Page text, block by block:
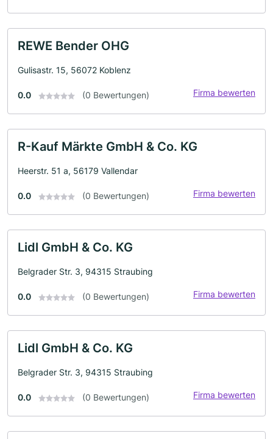
REWE Bender OHG
Gulisastr. 15, 56072 Koblenz
0.0 (0 Bewertungen) Firma bewerten
R-Kauf Märkte GmbH & Co. KG
Heerstr. 51 a, 56179 Vallendar
0.0 (0 Bewertungen) Firma bewerten
Lidl GmbH & Co. KG
Belgrader Str. 3, 94315 Straubing
0.0 (0 Bewertungen) Firma bewerten
Lidl GmbH & Co. KG
Belgrader Str. 3, 94315 Straubing
0.0 (0 Bewertungen) Firma bewerten